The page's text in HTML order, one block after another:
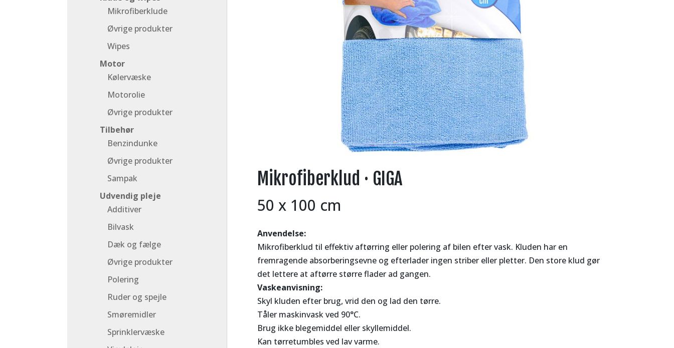
Mikrofiberklude
Øvrige produkter
Wipes
Motor
Kølervæske
Motorolie
Øvrige produkter
Tilbehør
Benzindunke
Øvrige produkter
Sampak
Udvendig pleje
Additiver
Bilvask
Dæk og fælge
Øvrige produkter
Polering
Ruder og spejle
Smøremidler
Sprinklervæske
Mikrofiberklud · GIGA
50 x 100 cm
Anvendelse:
Mikrofiberklud til effektiv aftørring eller polering af bilen efter vask. Kluden har en
fremragende absorberingsevne og efterlader ingen striber eller pletter. Den store klud gør
det lettere at aftørre større flader ad gangen.
Vaskeanvisning:
Skyl kluden efter brug, vrid den og lad den tørre.
Tåler maskinvask ved 90°C.
Brug ikke blegemiddel eller skyllemiddel.
Kan tørretumbles ved lav varme.